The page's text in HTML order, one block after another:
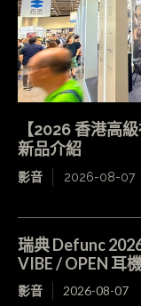
【2026 香港高
新品介紹
影音 2026-08-07
瑞典 Defunc
VIBE / OPEN 耳
影音 2026-08-07